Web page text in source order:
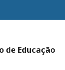
Educação